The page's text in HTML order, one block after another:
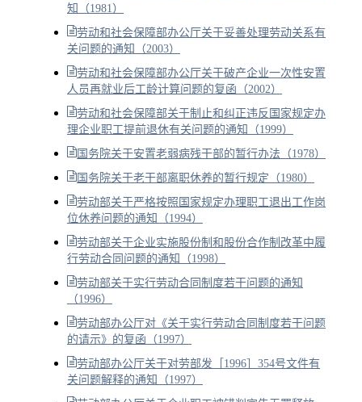
知（1981）
劳动和社会保障部办公厅关于妥善处理劳动关系有
关问题的通知（2003）
劳动和社会保障部办公厅关于破产企业一次性安置
人员再就业后工龄计算问题的复函（2002）
劳动和社会保障部关于制止和纠正违反国家规定办
理企业职工提前退休有关问题的通知（1999）
国务院关于安置老弱病残干部的暂行办法（1978）
国务院关于老干部离职休养的暂行规定（1980）
劳动部关于严格按照国家规定办理职工退出工作岗
位休养问题的通知（1994）
劳动部关于企业实施股份制和股份合作制改革中履
行劳动合同问题的通知（1998）
劳动部关于实行劳动合同制度若干问题的通知
（1996）
劳动部办公厅对《关于实行劳动合同制度若干问题
的请示》的复函（1997）
劳动部办公厅关于对劳部发［1996］354号文件有
关问题解释的通知（1997）